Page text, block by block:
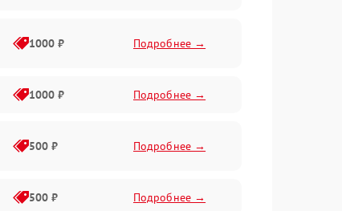
1000 ₽ Подробнее →
1000 ₽ Подробнее →
500 ₽ Подробнее →
500 ₽ Подробнее →